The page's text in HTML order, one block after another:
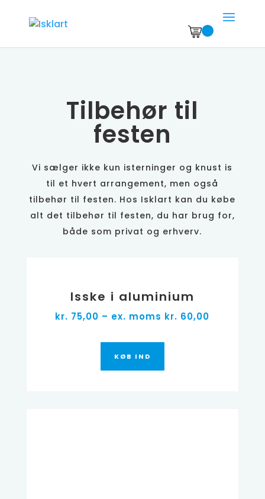
Tilbehør til
festen
Vi sælger ikke kun isterninger og knust is
til et hvert arrangement, men også
tilbehør til festen. Hos Isklart kan du købe
alt det tilbehør til festen, du har brug for,
både som privat og erhverv.
Isske i aluminium
kr. 75,00 – ex. moms kr. 60,00
KØB IND